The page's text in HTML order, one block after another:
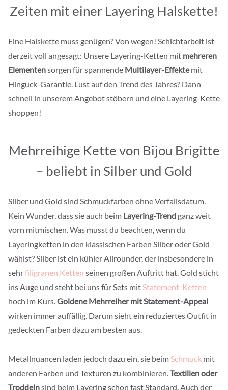
Zeiten mit einer Layering Halskette!
Eine Halskette muss genügen? Von wegen! Schichtarbeit ist
derzeit voll angesagt: Unsere Layering-Ketten mit mehreren
Elementensorgen für spannende Multilayer-Effektemit
Hinguck-Garantie. Lust auf den Trend des Jahres? Dann
schnell in unserem Angebot stöbern und eine Layering-Kette
shoppen!
Mehrreihige Kette von Bijou Brigitte
– beliebt in Silber und Gold
Silber und Gold sind Schmuckfarben ohne Verfallsdatum.
Kein Wunder, dass sie auch beim Layering-Trend ganz weit
vorn mitmischen. Was musst du beachten, wenn du
Layeringketten in den klassischen Farben Silber oder Gold
wählst? Silber ist ein kühler Allrounder, der insbesondere in
sehrfiligranen Ketten seinen großen Auftritt hat. Gold sticht
ins Auge und steht bei uns für Sets mitStatement-Ketten
hoch im Kurs.Goldene Mehrreiher mit Statement-Appeal
wirken immer auffällig. Darum sieht ein reduziertes Outfit in
gedeckten Farben dazu am besten aus.
Metallnuancen laden jedoch dazu ein, sie beimSchmuck mit
anderen Farben und Texturen zu kombinieren.Textilien oder
Troddelnsind beim Layering schon fast Standard. Auch der